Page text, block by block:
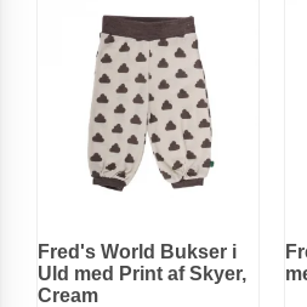
Fred's World Bukser i
Uld med Print af Skyer,
Cream